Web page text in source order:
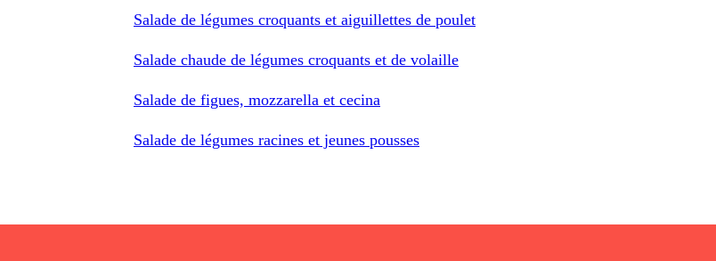
Salade de légumes croquants et aiguillettes de poulet
Salade chaude de légumes croquants et de volaille
Salade de figues, mozzarella et cecina
Salade de légumes racines et jeunes pousses